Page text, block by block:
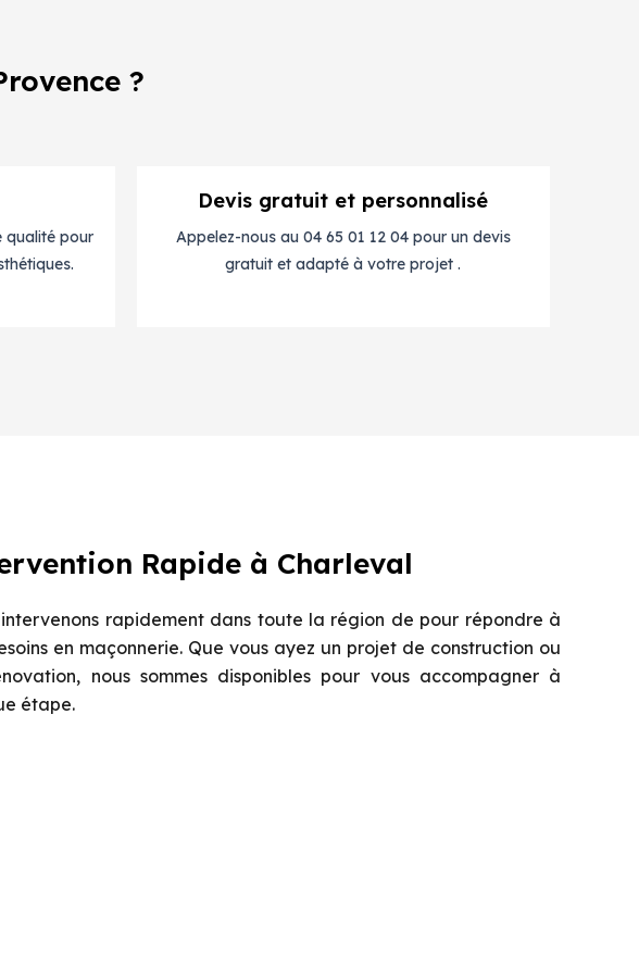
?
qualité pour
Devis gratuit et personnalisé
Appelez-nous au 04 65 01 12 04 pour un devis
gratuit et adapté à votre projet .
Rapide à Charleval
intervenons rapidement dans toute la région de pour répondre à
en maçonnerie. Que vous ayez un projet de construction ou
nous sommes disponibles pour vous accompagner à
étape.